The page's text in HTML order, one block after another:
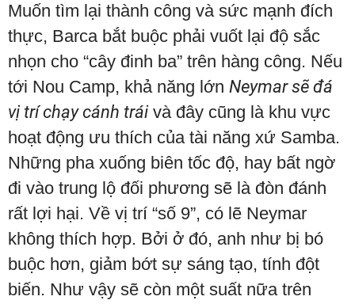
Muốn tìm lại thành công và sức mạnh đích
thực, Barca bắt buộc phải vuốt lại độ sắc
nhọn cho “cây đinh ba” trên hàng công. Nếu
tới Nou Camp, khả năng lớn Neymar sẽ đá
vị trí chạy cánh tráivà đây cũng là khu vực
hoạt động ưu thích của tài năng xứ Samba.
Những pha xuống biên tốc độ, hay bất ngờ
đi vào trung lộ đối phương sẽ là đòn đánh
rất lợi hại. Về vị trí “số 9”, có lẽ Neymar
không thích hợp. Bởi ở đó, anh như bị bó
buộc hơn, giảm bớt sự sáng tạo, tính đột
biến. Như vậy sẽ còn một suất nữa trên